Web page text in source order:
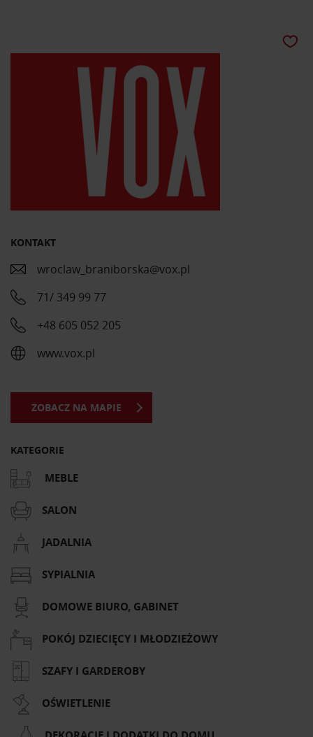
KONTAKT
wroclaw_braniborska@vox.pl
71/ 349 99 77
+48 605 052 205
www.vox.pl
ZOBACZ NA MAPIE
KATEGORIE
MEBLE
SALON
JADALNIA
SYPIALNIA
DOMOWE BIURO, GABINET
POKÓJ DZIECIĘCY I MŁODZIEŻOWY
SZAFY I GARDEROBY
OŚWIETLENIE